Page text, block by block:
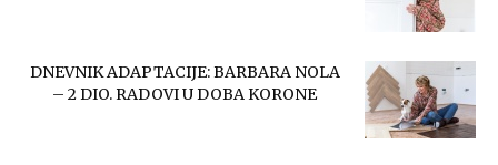
DNEVNIK ADAPTACIJE: BARBARA NOLA
– 2 DIO. RADOVI U DOBA KORONE